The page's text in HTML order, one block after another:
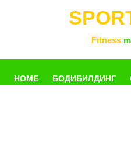
Fitness
HOME БОДИБИЛДИНГ